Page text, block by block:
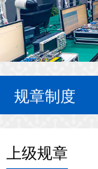
规章制度
上级规章